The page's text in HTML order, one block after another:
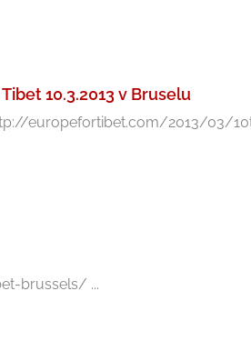
10.3.2013 v Bruselu
europefortibet.com/2013/03/
brussels/ ...